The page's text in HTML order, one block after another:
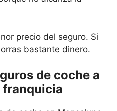
precio del seguro. Si
bastante dinero.
de coche a
franquicia